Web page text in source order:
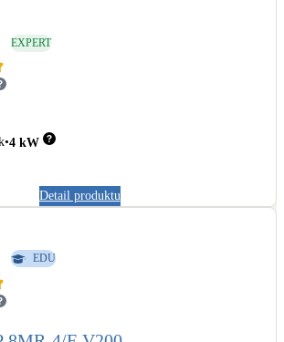
EXPERT
4 kW
Detail produktu
EDU